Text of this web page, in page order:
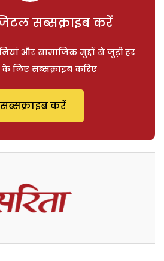
सब्सक्राइब करें
और सामाजिक मुद्दों से जुड़ी हर
के लिए सब्सक्राइब करिए
सब्सक्राइब करें